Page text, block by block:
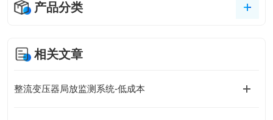
产品分类
相关文章
整流变压器局放监测系统-低成本